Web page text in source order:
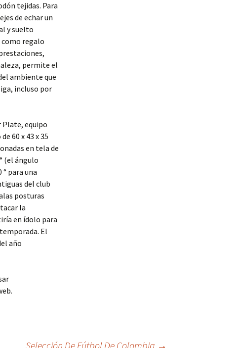
tejidas. Para
de echar un
y suelto
regalo
permite el
ambiente que
incluso por
Plate, equipo
60 x 43 x 35
en tela de
(el ángulo
para una
del club
posturas
la
en ídolo para
El
año
Selección De Fútbol De Colombia →